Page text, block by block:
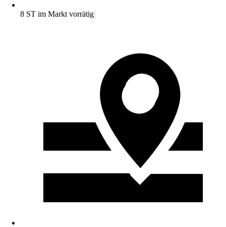
8 ST im Markt vorrätig